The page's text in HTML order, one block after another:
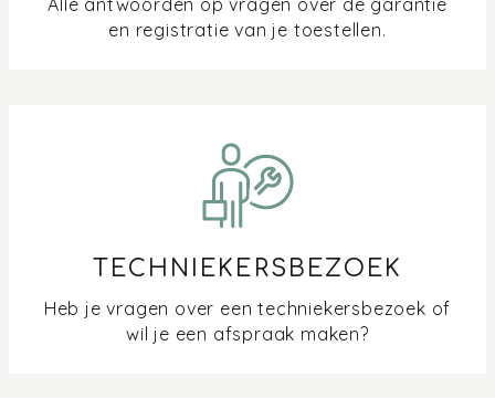
Alle antwoorden op vragen over de garantie
en registratie van je toestellen.
TECHNIEKERSBEZOEK
Heb je vragen over een techniekersbezoek of
wil je een afspraak maken?